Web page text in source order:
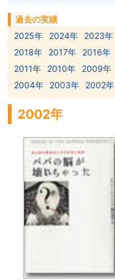
過去の実績
2025年
2024年 2023年
2018年
2017年 2016年
2011年
2010年 2009年
2004年
2003年 2002年
2002年